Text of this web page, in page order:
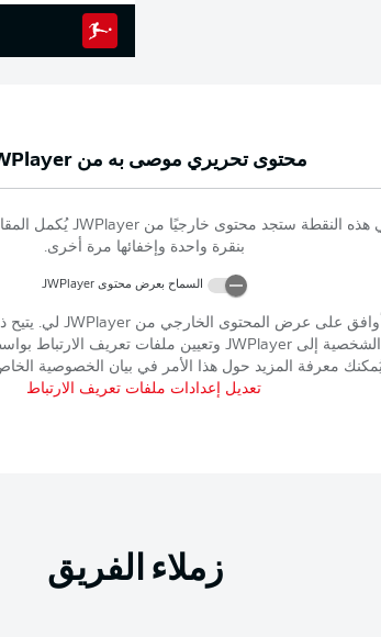
محتوى تحريري موصى به من
هذه النقطة ستجد محتوى خارجيًا منJWPlayer يُكمل
بنقرة واحدة وإخفائها مرة أخرى.
السماح بعرض محتوىJWPlayer
على عرض المحتوى الخارجي منJWPlayer لي. يتيح
الشخصية إلى JWPlayer وتعيين ملفات تعريف الارتباط
معرفة المزيد حول هذا الأمر في بيان الخصوصية
تعديل إعدادات ملفات تعريف الارتباط
زملاء الفريق